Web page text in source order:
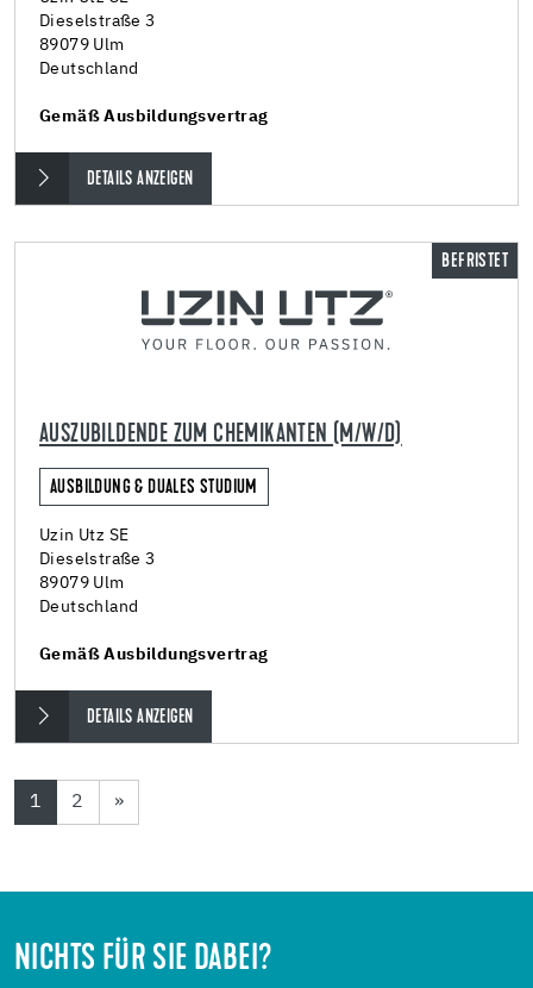
Dieselstraße 3
89079 Ulm
Deutschland
Gemäß Ausbildungsvertrag
DETAILS ANZEIGEN
BEFRISTET
AUSZUBILDENDE ZUM CHEMIKANTEN (M/W/D)
AUSBILDUNG & DUALES STUDIUM
Uzin Utz SE
Dieselstraße 3
89079 Ulm
Deutschland
Gemäß Ausbildungsvertrag
DETAILS ANZEIGEN
1 2 »
NICHTS FÜR SIE DABEI?